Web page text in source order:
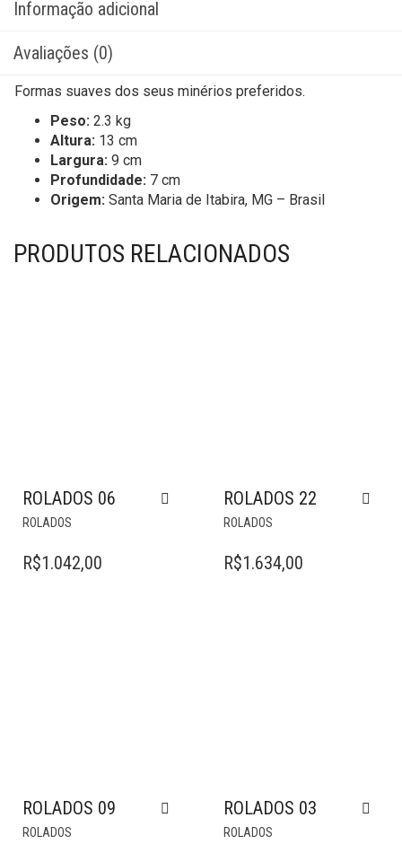
Informação adicional
Avaliações (0)
Formas suaves dos seus minérios preferidos.
Peso: 2.3 kg
Altura: 13 cm
Largura: 9 cm
Profundidade: 7 cm
Origem: Santa Maria de Itabira, MG – Brasil
PRODUTOS RELACIONADOS
ROLADOS 06
ROLADOS
R$1.042,00
ROLADOS 22
ROLADOS
R$1.634,00
ROLADOS 09
ROLADOS
ROLADOS 03
ROLADOS